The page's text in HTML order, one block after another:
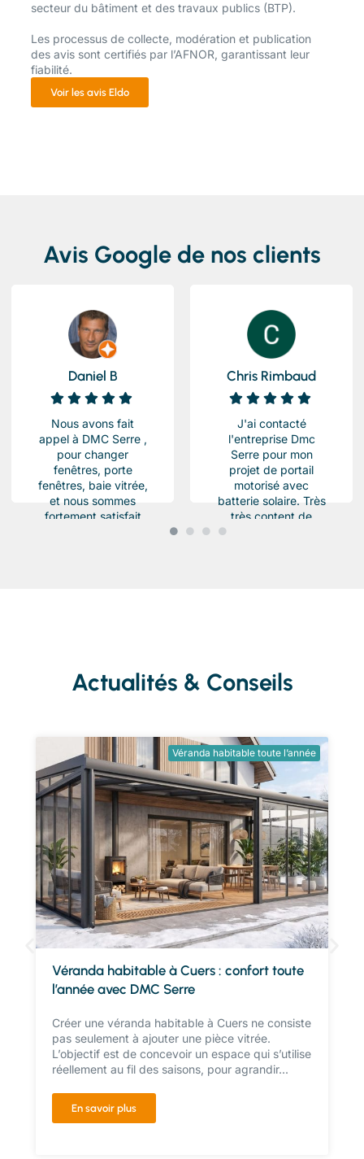
secteur du bâtiment et des travaux publics (BTP).
Les processus de collecte, modération et publication
des avis sont certifiés par l’AFNOR, garantissant leur
fiabilité.
Voir les avis Eldo
Avis Google de nos clients
Daniel B
Nous avons fait
appel à DMC Serre ,
pour changer
fenêtres, porte
fenêtres, baie vitrée,
et nous sommes
fortement satisfait
Chris Rimbaud
J'ai contacté
l'entreprise Dmc
Serre pour mon
projet de portail
motorisé avec
batterie solaire. Très
très content de
l'équipe Beau travail
Actualités & Conseils
Véranda habitable toute l’année
Véranda habitable à Cuers : confort toute
l’année avec DMC Serre
Créer une véranda habitable à Cuers ne consiste
pas seulement à ajouter une pièce vitrée.
L’objectif est de concevoir un espace qui s’utilise
réellement au fil des saisons, pour agrandir...
En savoir plus